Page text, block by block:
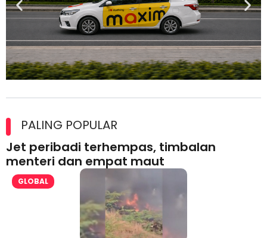
lesen separuh pertama 2026
PALING POPULAR
Jet peribadi terhempas, timbalan
menteri dan empat maut
GLOBAL